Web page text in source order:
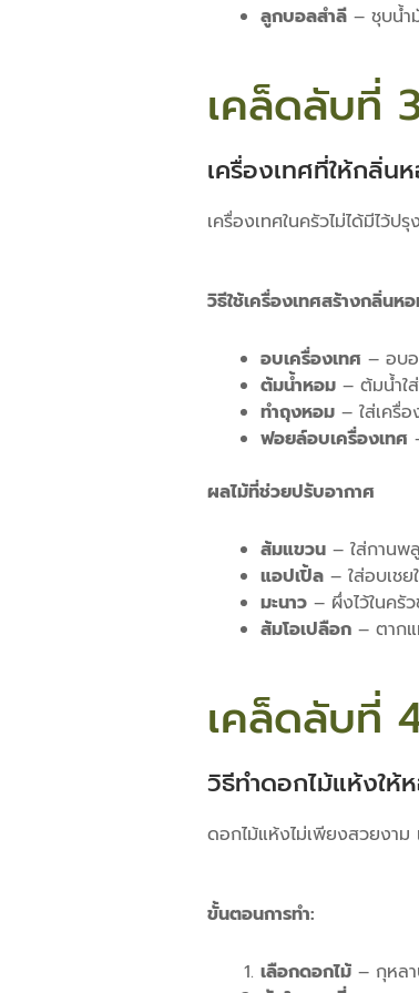
ลูกบอลสำลี – ชุบน้ำ
เคล็ดลับที่
เครื่องเทศที่ให้กลิ่น
เครื่องเทศในครัวไม่ได้มีไว้
วิธีใช้เครื่องเทศสร้างกลิ่นห
อบเครื่องเทศ – อบ
ต้มน้ำหอม – ต้มน้ำใ
ทำถุงหอม – ใส่เครื่
ฟอยล์อบเครื่องเทศ
ผลไม้ที่ช่วยปรับอากาศ
ส้มแขวน – ใส่กานพ
แอปเปิ้ล – ใส่อบเชย
มะนาว – ผึ่งไว้ในครั
ส้มโอเปลือก – ตากแ
เคล็ดลับที่
วิธีทำดอกไม้แห้งให้
ดอกไม้แห้งไม่เพียงสวยงา
ขั้นตอนการทำ:
เลือกดอกไม้ – กุหลา